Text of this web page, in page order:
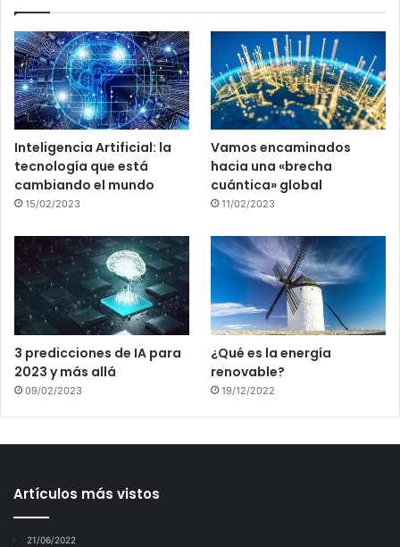
Inteligencia Artificial: la
tecnología que está
cambiando el mundo
15/02/2023
Vamos encaminados
hacia una «brecha
cuántica» global
11/02/2023
3 predicciones de IA para
2023 y más allá
09/02/2023
¿Qué es la energía
renovable?
19/12/2022
Artículos más vistos
21/06/2022